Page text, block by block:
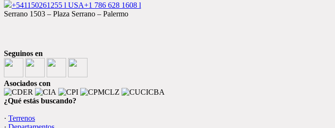
+541150261255 l USA+1 786 628 1608 l
Serrano 1503 – Plaza Serrano – Palermo
Seguinos en
Asociados con
¿Qué estás buscando?
· Terrenos